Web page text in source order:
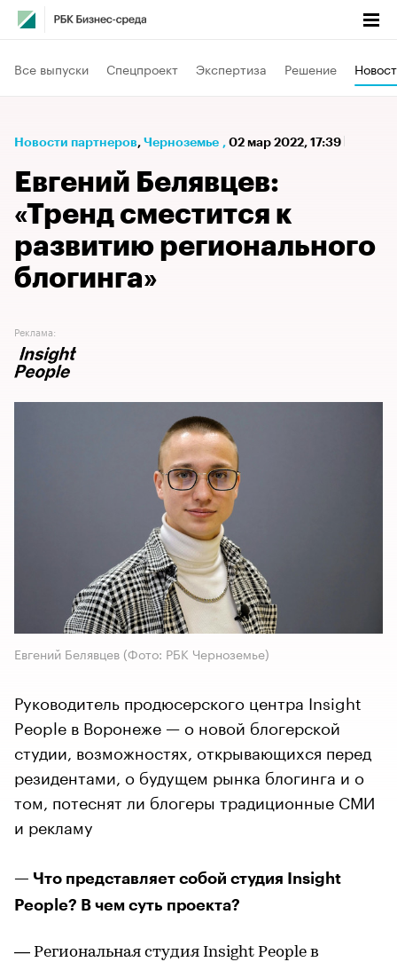
Все выпуски Спецпроект Экспертиза Решение
Новости партнеров⁠, Черноземье , 02 мар 2022, 17:39
Евгений Белявцев:
«Тренд сместится к
развитию регионального
блогинга»
Реклама:
Евгений Белявцев (Фото: РБК Черноземье)
Руководитель продюсерского центра Insight
People в Воронеже — о новой блогерской
студии, возможностях, открывающихся перед
резидентами, о будущем рынка блогинга и о
том, потеснят ли блогеры традиционные СМИ
и рекламу
— Что представляет собой студия Insight
People? В чем суть проекта?
— Региональная студия Insight People в